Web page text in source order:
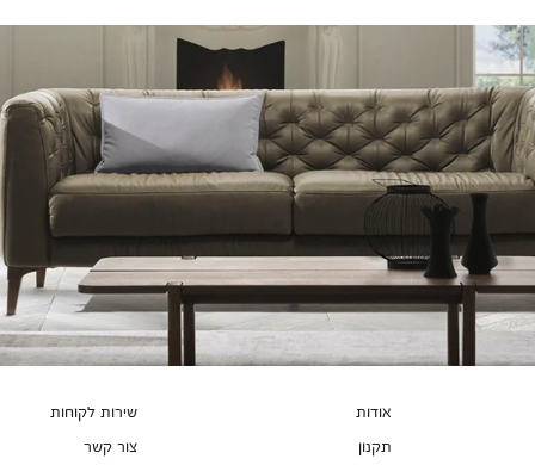
אודות
תקנון
שירות לקוחות
צור קשר